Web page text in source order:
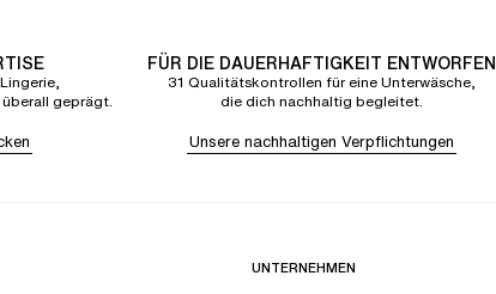
geprägt.
FÜR DIE DAUERHAFTIGKEIT ENTWORFEN
31 Qualitätskontrollen für eine Unterwäsche,
die dich nachhaltig begleitet.
Unsere nachhaltigen Verpflichtungen
UNTERNEHMEN